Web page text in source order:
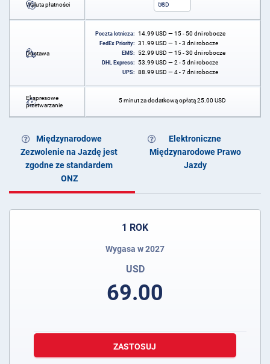
Waluta płatności USD
Dostawa
Poczta lotnicza: 14.99 USD — 15 - 50 dni robocze
FedEx Priority: 31.99 USD — 1 - 3 dni robocze
EMS: 52.99 USD — 15 - 30 dni robocze
DHL Express: 53.99 USD — 2 - 5 dni robocze
UPS: 88.99 USD — 4 - 7 dni robocze
Ekspresowe
przetwarzanie
5 minut za dodatkową opłatą25.00 USD
Międzynarodowe
Zezwolenie na Jazdę jest
zgodne ze standardem
ONZ
Elektroniczne
Międzynarodowe Prawo
Jazdy
1 ROK
Wygasa w 2027
USD
69.00
ZASTOSUJ